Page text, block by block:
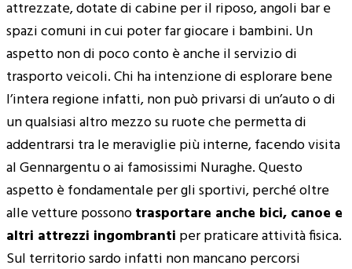
attrezzate, dotate di cabine per il riposo, angoli bar e
spazi comuni in cui poter far giocare i bambini. Un
aspetto non di poco conto è anche il servizio di
trasporto veicoli. Chi ha intenzione di esplorare bene
l’intera regione infatti, non può privarsi di un’auto o di
un qualsiasi altro mezzo su ruote che permetta di
addentrarsi tra le meraviglie più interne, facendo visita
al Gennargentu o ai famosissimi Nuraghe. Questo
aspetto è fondamentale per gli sportivi, perché oltre
alle vetture possonotrasportare anche bici, canoe e
altri attrezzi ingombranti per praticare attività fisica.
Sul territorio sardo infatti non mancano percorsi